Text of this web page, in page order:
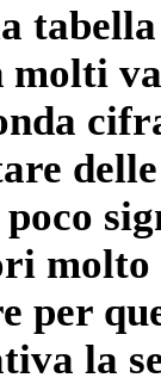
molti
per
la